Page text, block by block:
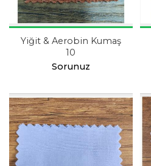
Yiğit & Aerobin Kumaş
10
Sorunuz